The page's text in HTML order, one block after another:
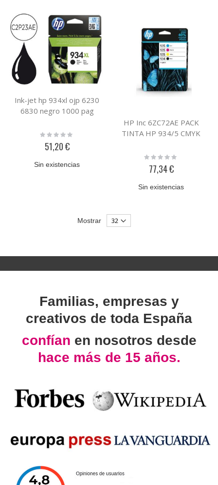
Ink-jet hp 934xl ojp 6230
6830 negro 1000 pag
Rating:
51,20 €
Sin existencias
HP Inc 6ZC72AE PACK
TINTA HP 934/5 CMYK
Rating:
77,34 €
Sin existencias
Mostrar
Familias, empresas y
creativos de toda España
confían en nosotros desde
hace más de 15 años.